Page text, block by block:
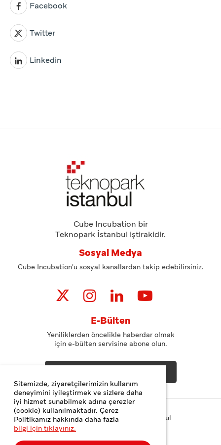
Sitemizde, ziyaretçilerimizin kullanım
deneyimini iyileştirmek ve sizlere daha
iyi hizmet sunabilmek adına çerezler
(cookie) kullanılmaktadır. Çerez
Politikamız hakkında daha fazla
bilgi için tıklayınız.
Facebook
Twitter
Linkedin
Cube Incubation bir
Teknopark İstanbul iştirakidir.
Sosyal Medya
Cube Incubation'u sosyal kanallardan takip edebilirsiniz.
E-Bülten
Yeniliklerden öncelikle haberdar olmak
için e-bülten servisine abone olun.
Copyright© 2023 Teknopark İstanbul
Gizlilik ve Çerez Politikası
Kişisel Verilerin Korunması